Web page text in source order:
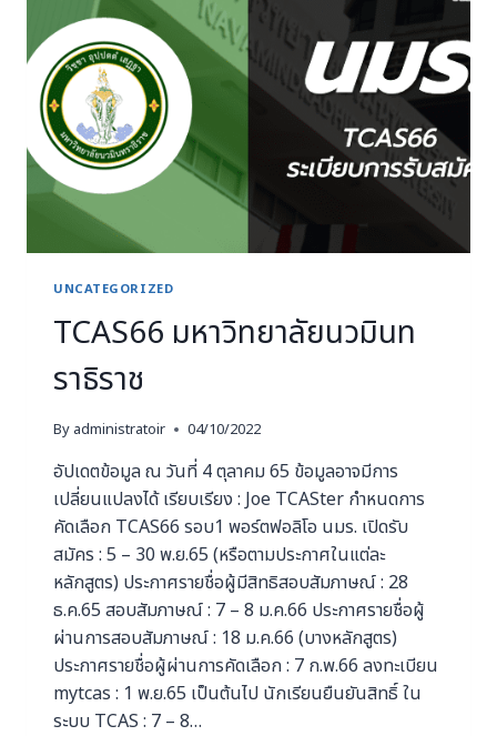
UNCATEGORIZED
TCAS66 มหาวิทยาลัยนวมินท
ราธิราช
By administratoir 04/10/2022
อัปเดตข้อมูล ณ วันที่ 4 ตุลาคม 65 ข้อมูลอาจมีการ
เปลี่ยนแปลงได้ เรียบเรียง : Joe TCASter กำหนดการ
คัดเลือก TCAS66 รอบ1 พอร์ตฟอลิโอ นมร. เปิดรับ
สมัคร : 5 – 30 พ.ย.65 (หรือตามประกาศในแต่ละ
หลักสูตร) ประกาศรายชื่อผู้มีสิทธิสอบสัมภาษณ์ : 28
ธ.ค.65 สอบสัมภาษณ์ : 7 – 8 ม.ค.66 ประกาศรายชื่อผู้
ผ่านการสอบสัมภาษณ์ : 18 ม.ค.66 (บางหลักสูตร)
ประกาศรายชื่อผู้ผ่านการคัดเลือก : 7 ก.พ.66 ลงทะเบียน
mytcas : 1 พ.ย.65 เป็นต้นไป นักเรียนยืนยันสิทธิ์ ใน
ระบบ TCAS : 7 – 8…